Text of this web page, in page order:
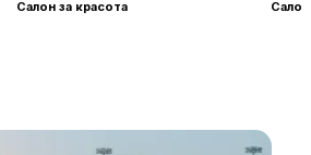
Салон за красота